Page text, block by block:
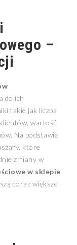
–
do ich
takie jak liczba
wartość
Na podstawie
które
zmiany w
w sklepie
coraz większe